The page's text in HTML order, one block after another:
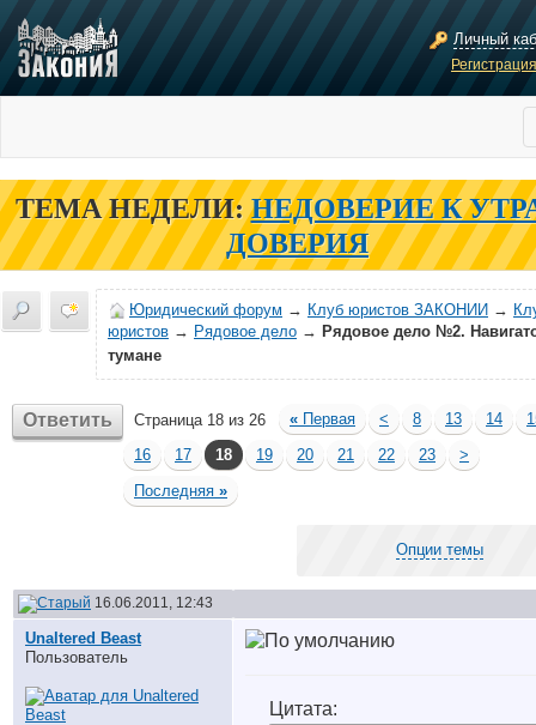
Личный
ТЕМА НЕДЕЛИ: НЕДОВЕРИЕ К
ДОВЕРИЯ
Юридический форум → Клуб юристов ЗАКОНИИ →
юристов → Рядовое дело → Рядовое дело №2.
тумане
Ответить Страница 18 из 26 « Первая < 8 13 14
16
17 18 19 20 21 22 23
>
Последняя »
Опции темы
16.06.2011, 12:43
Unaltered Beast
Пользователь
Цитата: